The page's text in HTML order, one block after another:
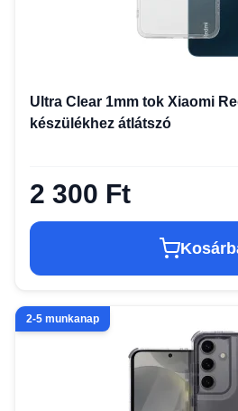
Ultra Clear 1mm tok Xiaomi
készülékhez átlátszó
2 300 Ft
2-5 munkanap